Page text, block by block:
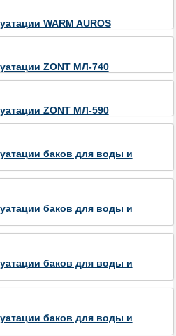
WARM AUROS
ZONT МЛ‑740
ZONT МЛ-590
баков для воды и
баков для воды и
баков для воды и
баков для воды и